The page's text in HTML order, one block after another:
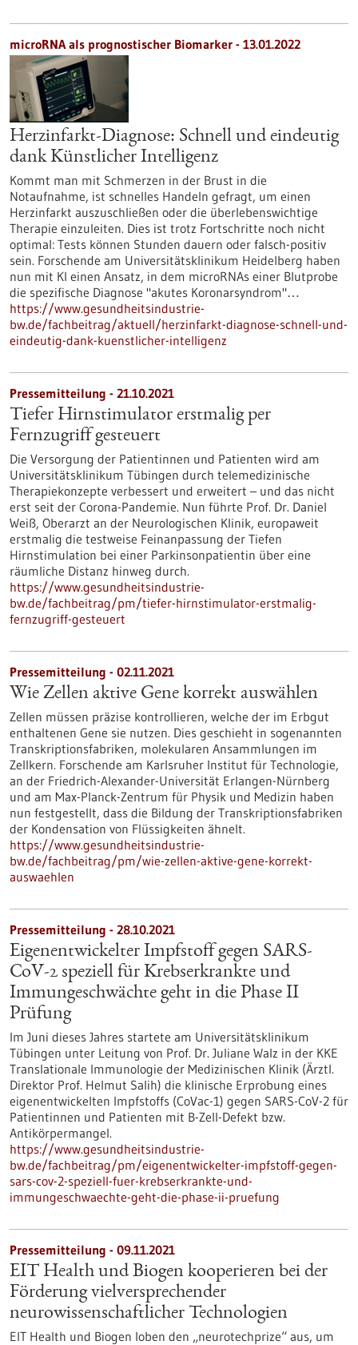
microRNA als prognostischer Biomarker - 13.01.2022
Herzinfarkt-Diagnose: Schnell und eindeutig
dank Künstlicher Intelligenz
Kommt man mit Schmerzen in der Brust in die
Notaufnahme, ist schnelles Handeln gefragt, um einen
Herzinfarkt auszuschließen oder die überlebenswichtige
Therapie einzuleiten. Dies ist trotz Fortschritte noch nicht
optimal: Tests können Stunden dauern oder falsch-positiv
sein. Forschende am Universitätsklinikum Heidelberg haben
nun mit KI einen Ansatz, in dem microRNAs einer Blutprobe
die spezifische Diagnose "akutes Koronarsyndrom"…
https://www.gesundheitsindustrie-
bw.de/fachbeitrag/aktuell/herzinfarkt-diagnose-schnell-und-
eindeutig-dank-kuenstlicher-intelligenz
Pressemitteilung - 21.10.2021
Tiefer Hirnstimulator erstmalig per
Fernzugriff gesteuert
Die Versorgung der Patientinnen und Patienten wird am
Universitätsklinikum Tübingen durch telemedizinische
Therapiekonzepte verbessert und erweitert – und das nicht
erst seit der Corona-Pandemie. Nun führte Prof. Dr. Daniel
Weiß, Oberarzt an der Neurologischen Klinik, europaweit
erstmalig die testweise Feinanpassung der Tiefen
Hirnstimulation bei einer Parkinsonpatientin über eine
räumliche Distanz hinweg durch.
https://www.gesundheitsindustrie-
bw.de/fachbeitrag/pm/tiefer-hirnstimulator-erstmalig-
fernzugriff-gesteuert
Pressemitteilung - 02.11.2021
Wie Zellen aktive Gene korrekt auswählen
Zellen müssen präzise kontrollieren, welche der im Erbgut
enthaltenen Gene sie nutzen. Dies geschieht in sogenannten
Transkriptionsfabriken, molekularen Ansammlungen im
Zellkern. Forschende am Karlsruher Institut für Technologie,
an der Friedrich-Alexander-Universität Erlangen-Nürnberg
und am Max-Planck-Zentrum für Physik und Medizin haben
nun festgestellt, dass die Bildung der Transkriptionsfabriken
der Kondensation von Flüssigkeiten ähnelt.
https://www.gesundheitsindustrie-
bw.de/fachbeitrag/pm/wie-zellen-aktive-gene-korrekt-
auswaehlen
Pressemitteilung - 28.10.2021
Eigenentwickelter Impfstoff gegen SARS-
CoV-2 speziell für Krebserkrankte und
Immungeschwächte geht in die Phase II
Prüfung
Im Juni dieses Jahres startete am Universitätsklinikum
Tübingen unter Leitung von Prof. Dr. Juliane Walz in der KKE
Translationale Immunologie der Medizinischen Klinik (Ärztl.
Direktor Prof. Helmut Salih) die klinische Erprobung eines
eigenentwickelten Impfstoffs (CoVac-1) gegen SARS-CoV-2 für
Patientinnen und Patienten mit B-Zell-Defekt bzw.
Antikörpermangel.
https://www.gesundheitsindustrie-
bw.de/fachbeitrag/pm/eigenentwickelter-impfstoff-gegen-
sars-cov-2-speziell-fuer-krebserkrankte-und-
immungeschwaechte-geht-die-phase-ii-pruefung
Pressemitteilung - 09.11.2021
EIT Health und Biogen kooperieren bei der
Förderung vielversprechender
neurowissenschaftlicher Technologien
EIT Health und Biogen loben den „neurotechprize“ aus, um